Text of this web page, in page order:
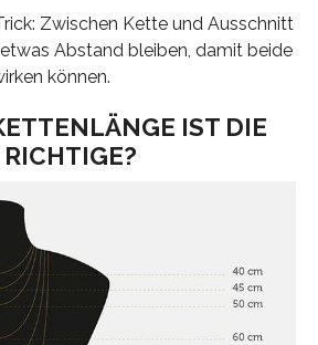
Zwischen Kette und Ausschnitt
Abstand bleiben, damit beide
können.
IST DIE
RICHTIGE?